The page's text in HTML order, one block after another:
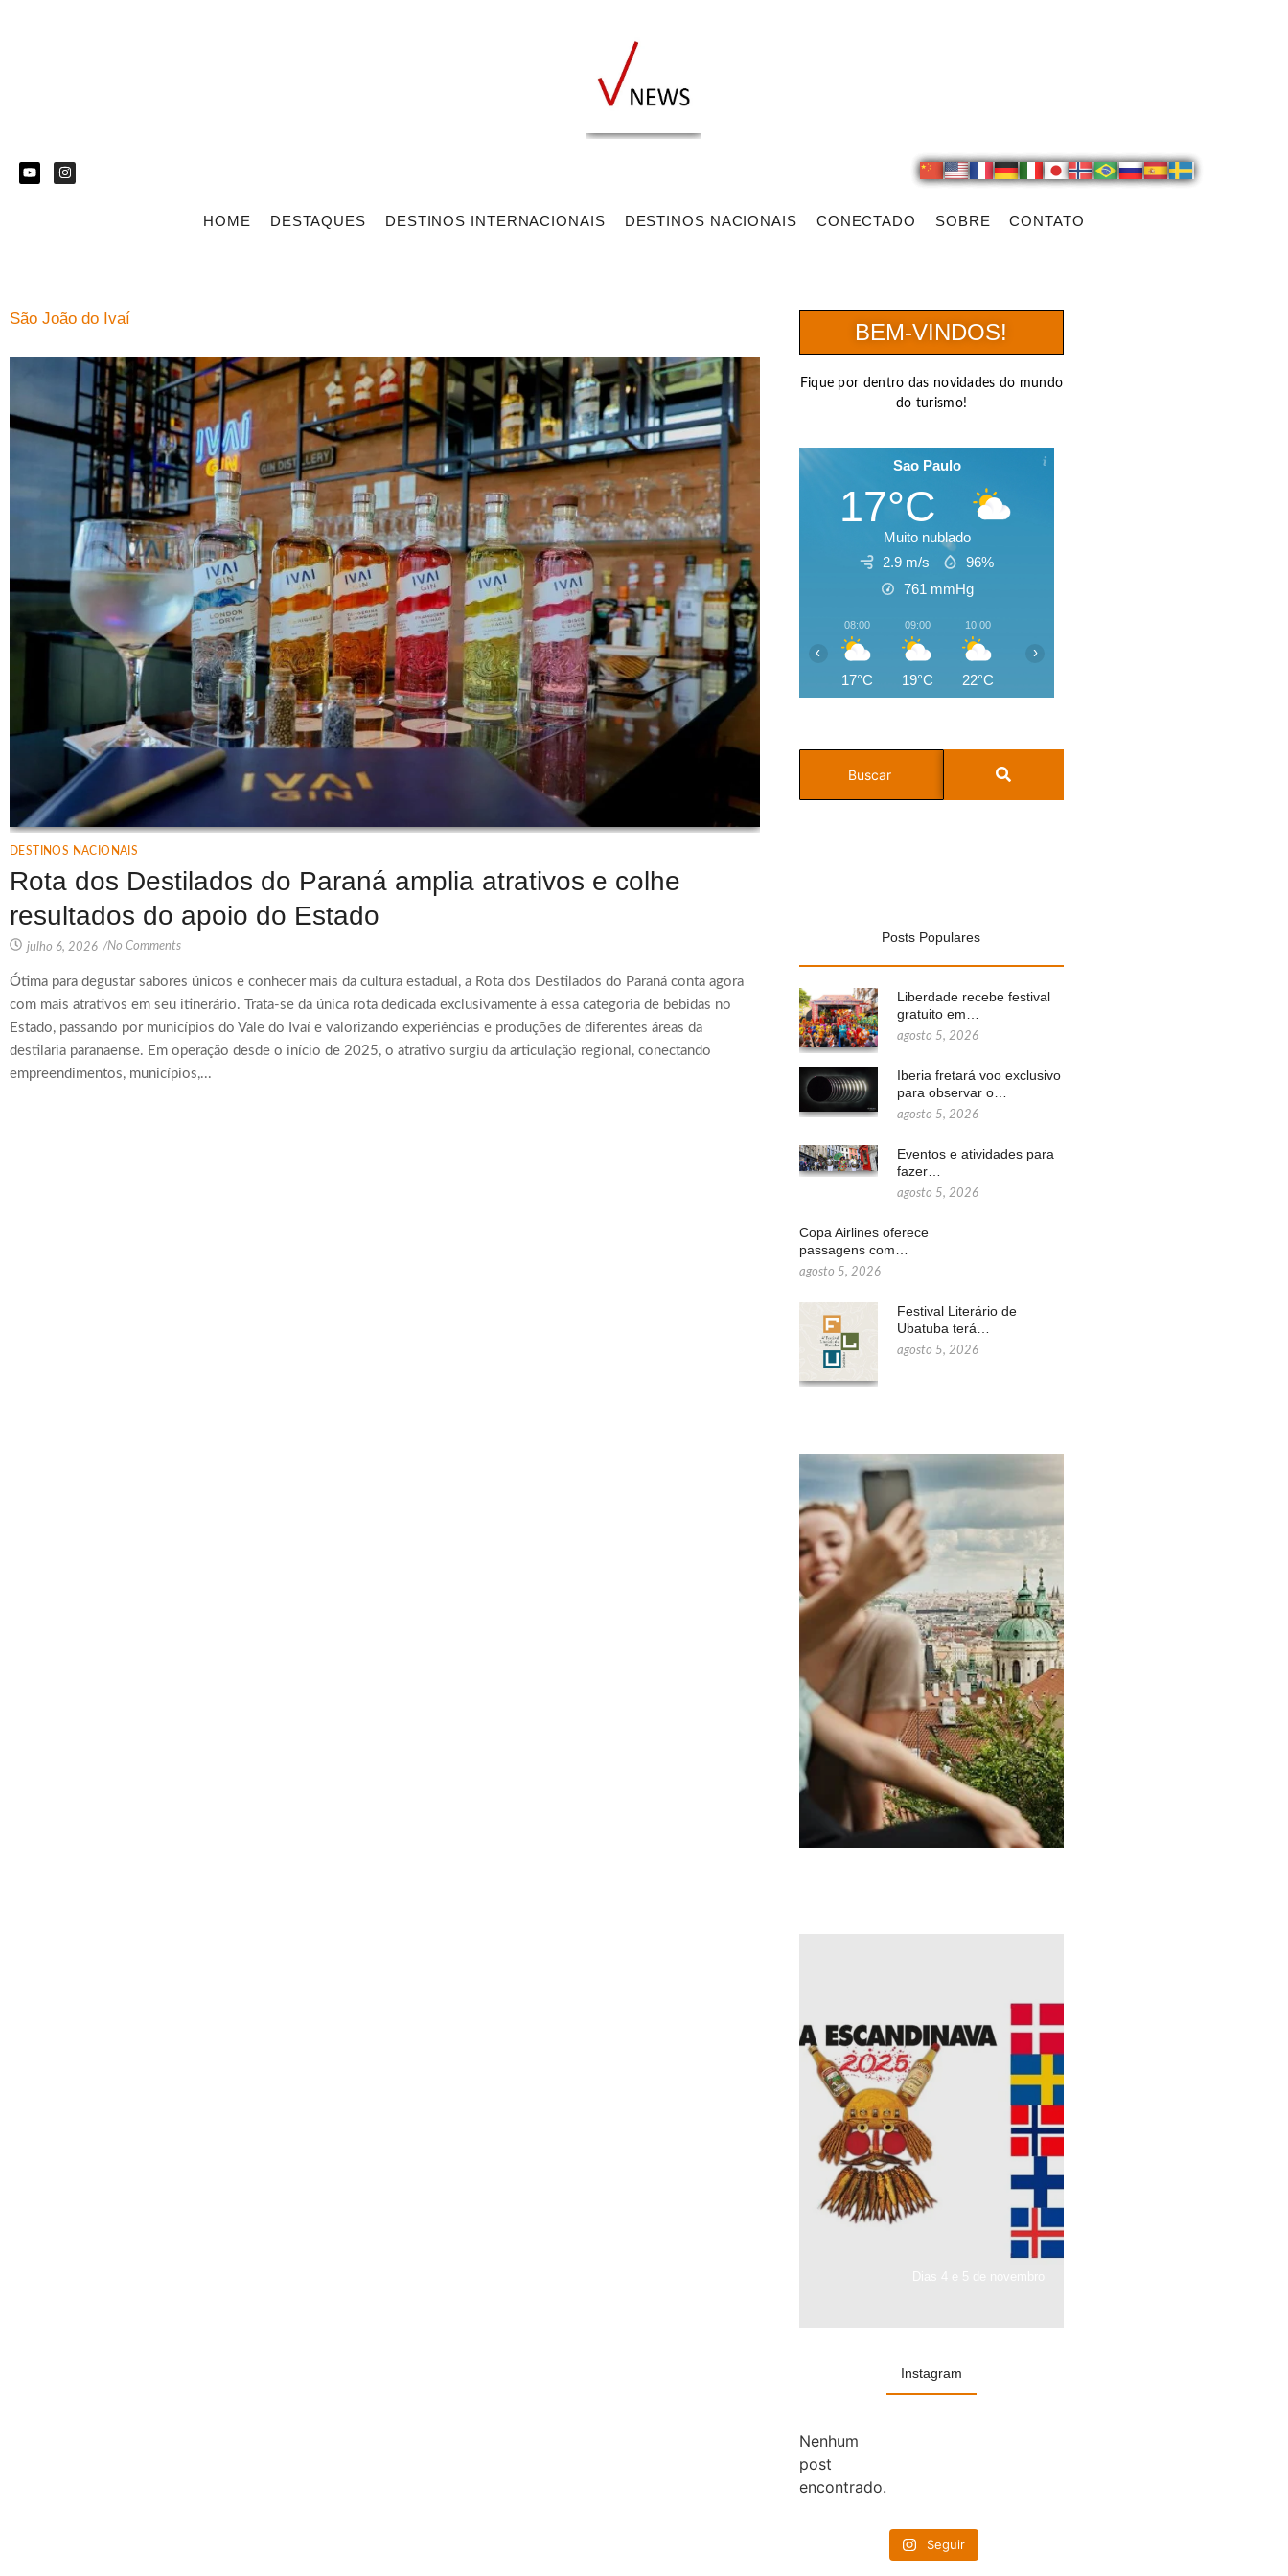
HOME DESTAQUES DESTINOS INTERNACIONAIS DESTINOS NACIONAIS CONECTADO SOBRE CONTATO
São João do Ivaí
DESTINOS NACIONAIS
Rota dos Destilados do Paraná amplia atrativos e colhe
resultados do apoio do Estado
julho 6, 2026 /No Comments
Ótima para degustar sabores únicos e conhecer mais da cultura estadual, a Rota dos Destilados do Paraná conta agora
com mais atrativos em seu itinerário. Trata-se da única rota dedicada exclusivamente à essa categoria de bebidas no
Estado, passando por municípios do Vale do Ivaí e valorizando experiências e produções de diferentes áreas da
destilaria paranaense. Em operação desde o início de 2025, o atrativo surgiu da articulação regional, conectando
empreendimentos, municípios,...
BEM-VINDOS!
Fique por dentro das novidades do mundo
do turismo!
Sao Paulo
17°C
Muito nublado
2.9 m/s
96%
761 mmHg
08:00
17°C
09:00
19°C
10:00
22°C
‹ ›
Posts Populares
Liberdade recebe festival
gratuito em…
agosto 5, 2026
Iberia fretará voo exclusivo
para observar o…
agosto 5, 2026
Eventos e atividades para
fazer…
agosto 5, 2026
Copa Airlines oferece
passagens com…
agosto 5, 2026
Festival Literário de
Ubatuba terá…
agosto 5, 2026
Instagram
Nenhum
post
encontrado.
Seguir